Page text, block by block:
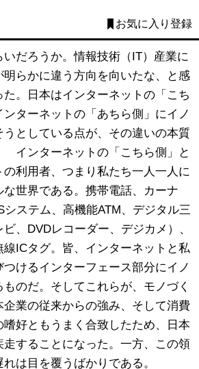
お気に入り登録
だろうか。情報技術（IT）産業に
明らかに違う方向を向いたな、と感
。日本はインターネットの「こち
ンターネットの「あちら側」にイノ
としている点が、その違いの本質
インターネットの「こちら側」と
利用者、つまり私たち一人一人に
世界である。携帯電話、カーナ
システム、高機能ATM、デジタル三
、DVDレコーダー、デジカメ）、
ICタグ。皆、インターネットと私
けるインターフェース部分にイノ
のだ。そしてこれらが、モノづく
企業の従来からの強み、そして消費
好ともうまく合致したため、日本
走することになった。一方、この領
は目を覆うばかりである。